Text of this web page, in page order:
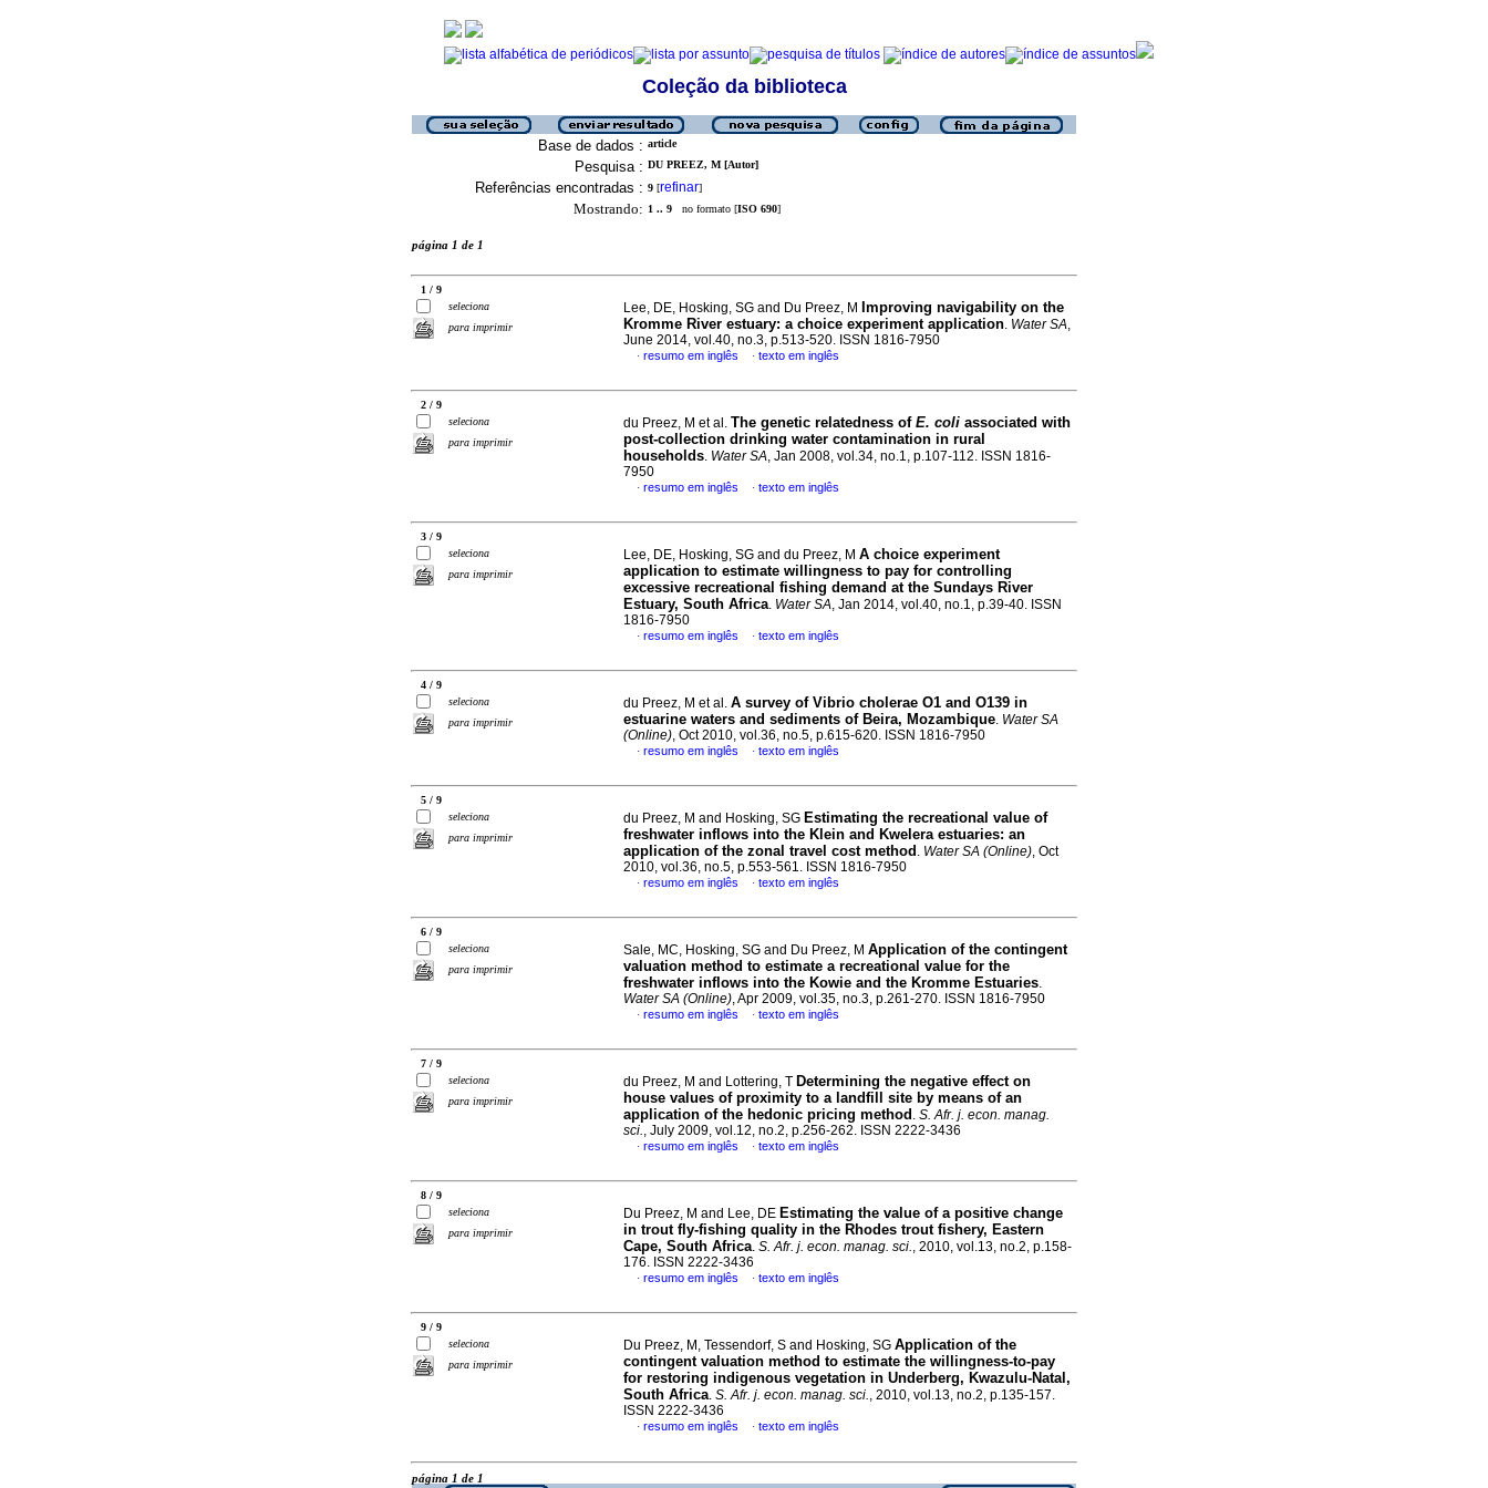
Coleção da biblioteca
Base de dados : article
Pesquisa : DU PREEZ, M [Autor]
Referências encontradas : 9 [refinar]
Mostrando: 1 .. 9 no formato [ISO 690]
página 1 de 1
1 / 9
seleciona
para imprimir
Lee, DE, Hosking, SG and Du Preez, M
Improving navigability on the
Kromme River estuary: a choice experiment application. Water SA,
June 2014, vol.40, no.3, p.513-520. ISSN 1816-7950
· resumo em inglês · texto em inglês
2 / 9
seleciona
para imprimir
du Preez, M et al. The genetic relatedness of E. coli associated with
post-collection drinking water contamination in rural
households. Water SA, Jan 2008, vol.34, no.1, p.107-112. ISSN 1816-
7950
· resumo em inglês · texto em inglês
3 / 9
seleciona
para imprimir
Lee, DE, Hosking, SG and du Preez, M A choice experiment
application to estimate willingness to pay for controlling
excessive recreational fishing demand at the Sundays River
Estuary, South Africa. Water SA, Jan 2014, vol.40, no.1, p.39-40. ISSN
1816-7950
· resumo em inglês · texto em inglês
4 / 9
seleciona
para imprimir
du Preez, M et al. A survey of Vibrio cholerae O1 and O139 in
estuarine waters and sediments of Beira, Mozambique. Water SA
(Online), Oct 2010, vol.36, no.5, p.615-620. ISSN 1816-7950
· resumo em inglês · texto em inglês
5 / 9
seleciona
para imprimir
du Preez, M and Hosking, SG Estimating the recreational value of
freshwater inflows into the Klein and Kwelera estuaries: an
application of the zonal travel cost method . Water SA (Online), Oct
2010, vol.36, no.5, p.553-561. ISSN 1816-7950
· resumo em inglês · texto em inglês
6 / 9
seleciona
para imprimir
Sale, MC, Hosking, SG and Du Preez, M Application of the contingent
valuation method to estimate a recreational value for the
freshwater inflows into the Kowie and the Kromme Estuaries.
Water SA (Online), Apr 2009, vol.35, no.3, p.261-270. ISSN 1816-7950
· resumo em inglês · texto em inglês
7 / 9
seleciona
para imprimir
du Preez, M and Lottering, T Determining the negative effect on
house values of proximity to a landfill site by means of an
application of the hedonic pricing method . S. Afr. j. econ. manag.
sci., July 2009, vol.12, no.2, p.256-262. ISSN 2222-3436
· resumo em inglês · texto em inglês
8 / 9
seleciona
para imprimir
Du Preez, M and Lee, DE Estimating the value of a positive change
in trout fly-fishing quality in the Rhodes trout fishery, Eastern
Cape, South Africa. S. Afr. j. econ. manag. sci., 2010, vol.13, no.2, p.158-
176. ISSN 2222-3436
· resumo em inglês · texto em inglês
9 / 9
seleciona
para imprimir
Du Preez, M, Tessendorf, S and Hosking, SG Application of the
contingent valuation method to estimate the willingness-to-pay
for restoring indigenous vegetation in Underberg, Kwazulu-Natal,
South Africa. S. Afr. j. econ. manag. sci., 2010, vol.13, no.2, p.135-157.
ISSN 2222-3436
· resumo em inglês · texto em inglês
página 1 de 1